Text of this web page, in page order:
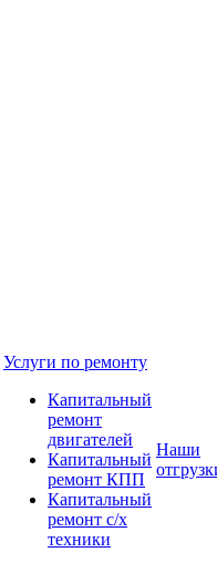
Услуги по ремонту
Капитальный
ремонт
двигателей
Капитальный
ремонт КПП
Капитальный
ремонт с/х
техники
Наши